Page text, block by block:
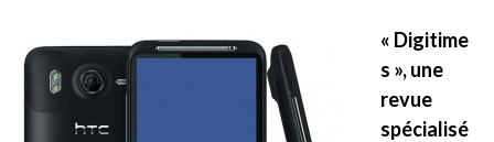
« Digitime
s », une
revue
spécialisé